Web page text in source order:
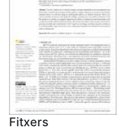
Fitxers